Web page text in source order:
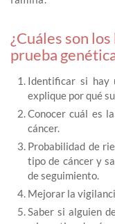
¿Cuáles son
prueba
Identificar si hay
explique por qué
Conocer cuál es
cáncer.
Probabilidad de
tipo de cáncer y
de seguimiento.
Mejorar la
Saber si alguien